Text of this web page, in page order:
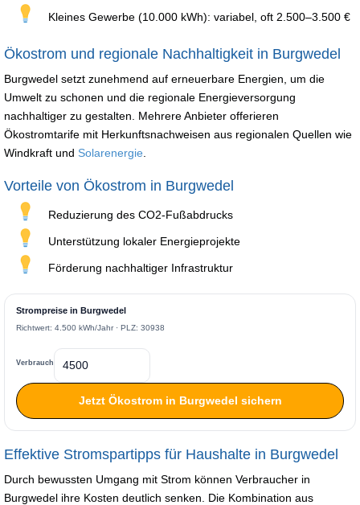
Kleines Gewerbe (10.000 kWh): variabel, oft 2.500–3.500 €
Ökostrom und regionale Nachhaltigkeit in Burgwedel
Burgwedel setzt zunehmend auf erneuerbare Energien, um die
Umwelt zu schonen und die regionale Energieversorgung
nachhaltiger zu gestalten. Mehrere Anbieter offerieren
Ökostromtarife mit Herkunftsnachweisen aus regionalen Quellen wie
Windkraft und Solarenergie
Vorteile von Ökostrom in Burgwedel
Reduzierung des CO2-Fußabdrucks
Unterstützung lokaler Energieprojekte
Förderung nachhaltiger Infrastruktur
Strompreise in Burgwedel
Richtwert: 4.500 kWh/Jahr · PLZ: 30938
Verbrauch
Jetzt Ökostrom in Burgwedel sichern
Effektive Stromspartipps für Haushalte in Burgwedel
Durch bewussten Umgang mit Strom können Verbraucher in
Burgwedel ihre Kosten deutlich senken. Die Kombination aus